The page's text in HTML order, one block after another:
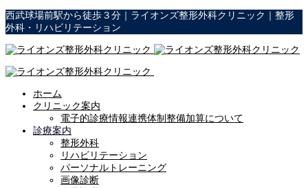
西武球場前駅から徒歩３分｜ライオンズ整形外科クリニック｜整形
外科・リハビリテーション
ホーム
クリニック案内
電子的診療情報連携体制整備加算について
診療案内
整形外科
リハビリテーション
パーソナルトレーニング
画像診断